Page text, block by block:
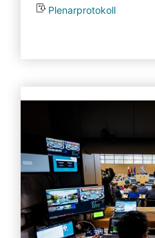
Plenarprotokoll